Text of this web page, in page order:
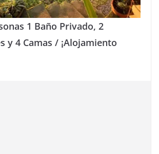
1 Baño Privado, 2
y 4 Camas / ¡Alojamiento